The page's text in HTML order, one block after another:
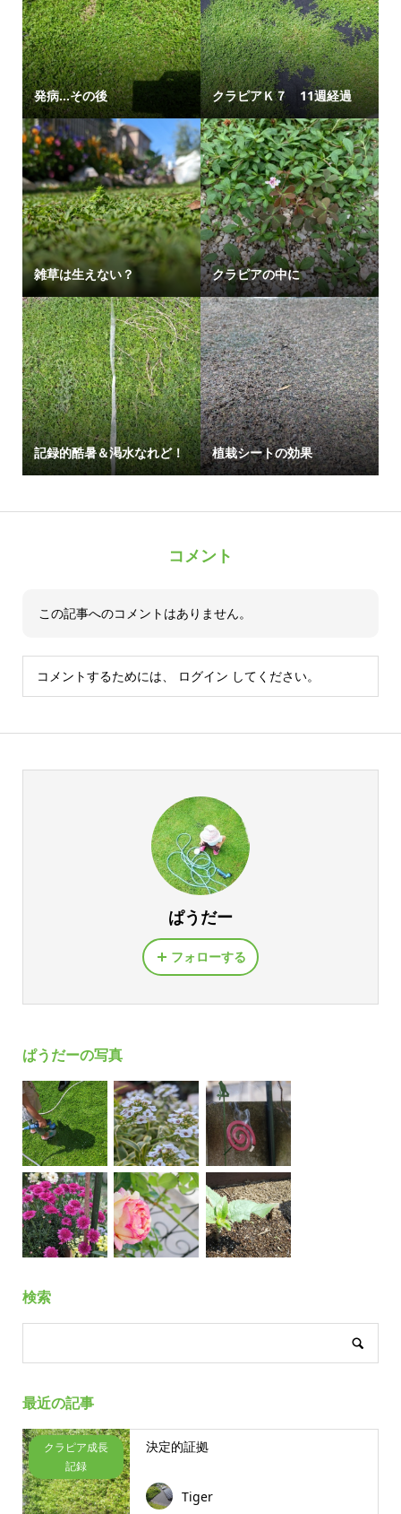
発病…その後 クラピアＫ７ 11週経過
雑草は生えない？ クラピアの中に
記録的酷暑＆渇水なれど！ 植栽シートの効果
コメント
この記事へのコメントはありません。
コメントするためには、 ログイン してください。
ぱうだー
フォローする
ぱうだーの写真
検索
最近の記事
クラピア成長
記録
決定的証拠
Tiger